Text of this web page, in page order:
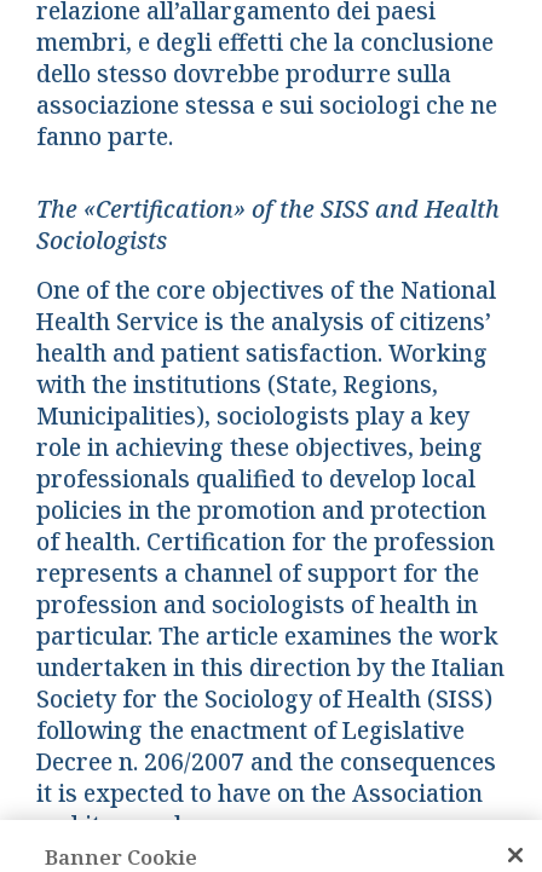
relazione all’allargamento dei paesi
membri, e degli effetti che la conclusione
dello stesso dovrebbe produrre sulla
associazione stessa e sui sociologi che ne
fanno parte.
The «Certification» of the SISS and Health
Sociologists
One of the core objectives of the National
Health Service is the analysis of citizens’
health and patient satisfaction. Working
with the institutions (State, Regions,
Municipalities), sociologists play a key
role in achieving these objectives, being
professionals qualified to develop local
policies in the promotion and protection
of health. Certification for the profession
represents a channel of support for the
profession and sociologists of health in
particular. The article examines the work
undertaken in this direction by the Italian
Society for the Sociology of Health (SISS)
following the enactment of Legislative
Decree n. 206/2007 and the consequences
it is expected to have on the Association
and its members.
Banner Cookie